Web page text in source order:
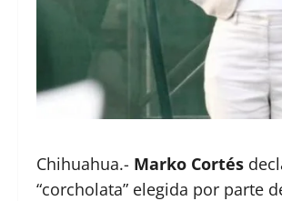
Chihuahua.- Marko Cortés
“corcholata” elegida por parte